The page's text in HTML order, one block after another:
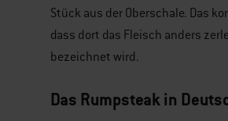
Stück aus der Oberschale. Das
dass dort das Fleisch anders
bezeichnet wird.
Das Rumpsteak in